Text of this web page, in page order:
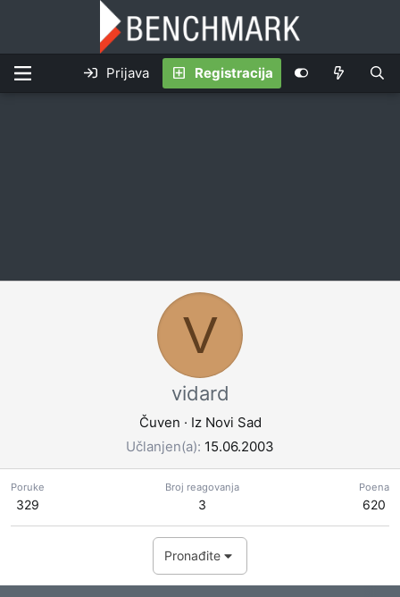
Prijava Registracija
V
vidard
Čuven · Iz Novi Sad
Učlanjen(a) 15.06.2003
Poruke
329
Broj reagovanja
3
Poena
620
Pronađite